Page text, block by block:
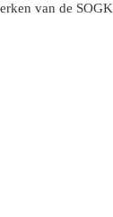
van de SOGK